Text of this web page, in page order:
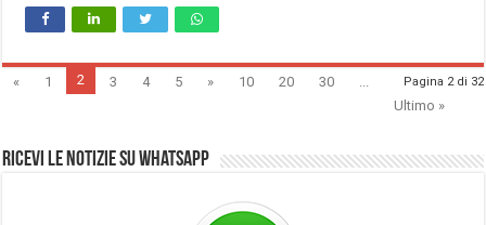
Pagina 2 di 32
« 1 2 3 4 5 » 10 20 30
...
Ultimo »
Ricevi le notizie su Whatsapp